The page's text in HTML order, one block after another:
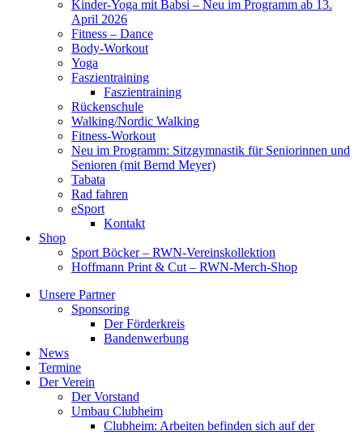
Kinder-Yoga mit Babsi – Neu im Programm ab 13.
April 2026
Fitness – Dance
Body-Workout
Yoga
Faszientraining
Faszientraining
Rückenschule
Walking/Nordic Walking
Fitness-Workout
Neu im Programm: Sitzgymnastik für Seniorinnen und
Senioren (mit Bernd Meyer)
Tabata
Rad fahren
eSport
Kontakt
Shop
Sport Böcker – RWN-Vereinskollektion
Hoffmann Print & Cut – RWN-Merch-Shop
Unsere Partner
Sponsoring
Der Förderkreis
Bandenwerbung
News
Termine
Der Verein
Der Vorstand
Umbau Clubheim
Clubheim: Arbeiten befinden sich auf der